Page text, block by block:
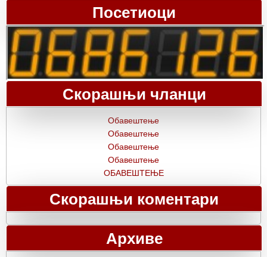
Посетиоци
Скорашњи чланци
Обавештење
Обавештење
Обавештење
Обавештење
ОБАВЕШТЕЊЕ
Скорашњи коментари
Архиве